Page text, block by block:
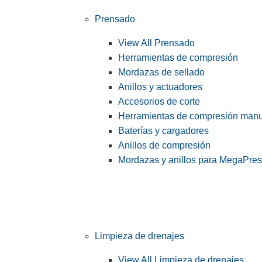
Prensado
View All Prensado
Herramientas de compresión
Mordazas de sellado
Anillos y actuadores
Accesorios de corte
Herramientas de compresión
Baterías y cargadores
Anillos de compresión
Mordazas y anillos para
Limpieza de drenajes
View All Limpieza de drenajes